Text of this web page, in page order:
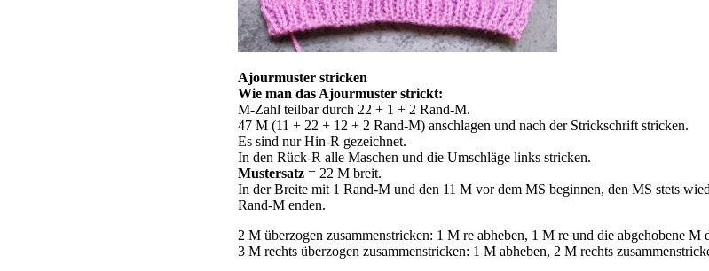
Ajourmuster stricken
Wie man das Ajourmuster strickt:
M-Zahl teilbar durch 22 + 1 + 2 Rand-M.
47 M (11 + 22 + 12 + 2 Rand-M) anschlagen und nach der Strickschrift stricken.
Es sind nur Hin-R gezeichnet.
In den Rück-R alle Maschen und die Umschläge links stricken.
Mustersatz = 22 M breit.
In der Breite mit 1 Rand-M und den 11 M vor dem MS beginnen, den MS stets
Rand-M enden.
2 M überzogen zusammenstricken: 1 M re abheben, 1 M re und die abgehobene M
3 M rechts überzogen zusammenstricken: 1 M abheben, 2 M rechts